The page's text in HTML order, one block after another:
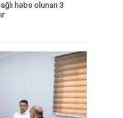
həbs olunan 3